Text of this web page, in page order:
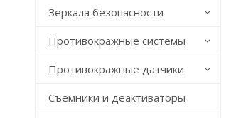
Зеркала безопасности
Противокражные системы
Противокражные датчики
Съемники и деактиваторы